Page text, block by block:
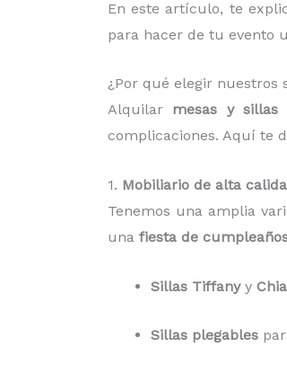
En este artículo, te
para hacer de tu evento
¿Por qué elegir nuestros
Alquilar mesas y sillas
complicaciones. Aquí te
1. Mobiliario de alta
Tenemos una amplia
una fiesta de
Sillas Tiffanyy
Sillas plegables